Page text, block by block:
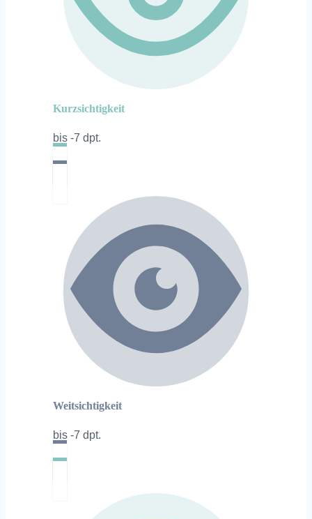
Kurzsichtigkeit
bis -7 dpt.
Weitsichtigkeit
bis -7 dpt.